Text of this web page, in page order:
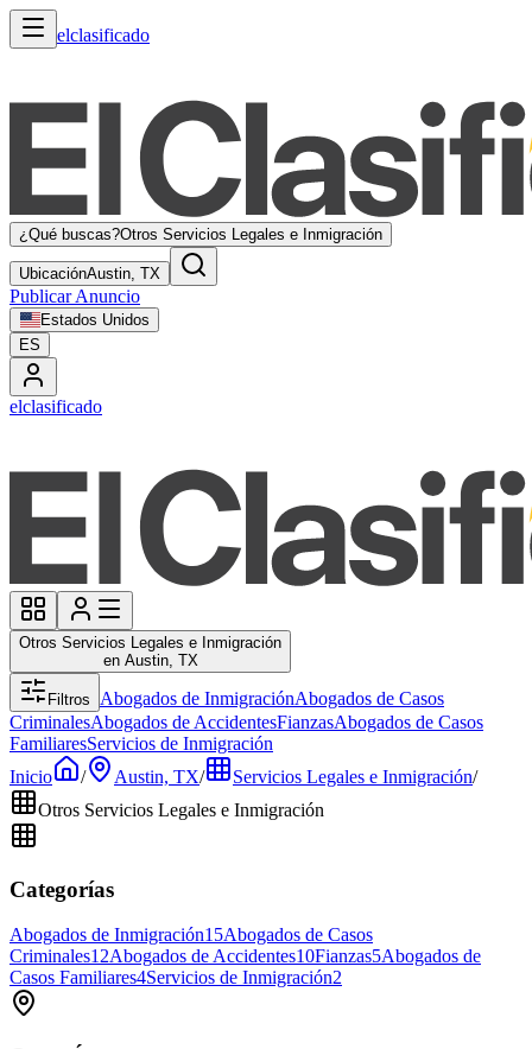
elclasificado
¿Qué buscas?Otros Servicios Legales e Inmigración
UbicaciónAustin, TX
Publicar Anuncio
Estados Unidos
ES
elclasificado
Otros Servicios Legales e Inmigración
en Austin, TX
Filtros Abogados de InmigraciónAbogados de Casos
CriminalesAbogados de AccidentesFianzasAbogados de Casos
FamiliaresServicios de Inmigración
Inicio
/ Austin, TX/ Servicios Legales e Inmigración/
Otros Servicios Legales e Inmigración
Categorías
Abogados de Inmigración15Abogados de Casos
Criminales12Abogados de Accidentes10Fianzas5Abogados de
Casos Familiares4Servicios de Inmigración2